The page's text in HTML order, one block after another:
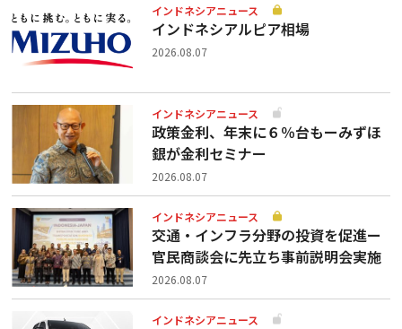
インドネシアニュース
インドネシアルピア相場
2026.08.07
インドネシアニュース
政策金利、年末に６％台もーみずほ
銀が金利セミナー
2026.08.07
インドネシアニュース
交通・インフラ分野の投資を促進ー
官民商談会に先立ち事前説明会実施
2026.08.07
インドネシアニュース